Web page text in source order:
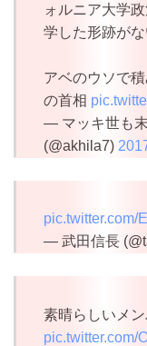
ォルニア大学
学した形跡が
アベのウソで
の首相
— マッキ世も末
(@akhila7)
pic.twitter.com/
— 武田信長
素晴らしいメ
pic.twitter.com/